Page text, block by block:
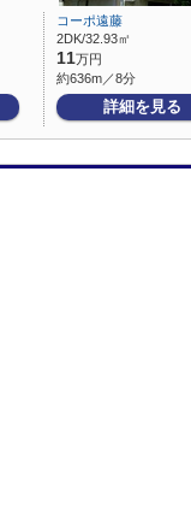
コーポ遠藤
2DK/32.93㎡
11万円
約636m／8分
詳細を見る